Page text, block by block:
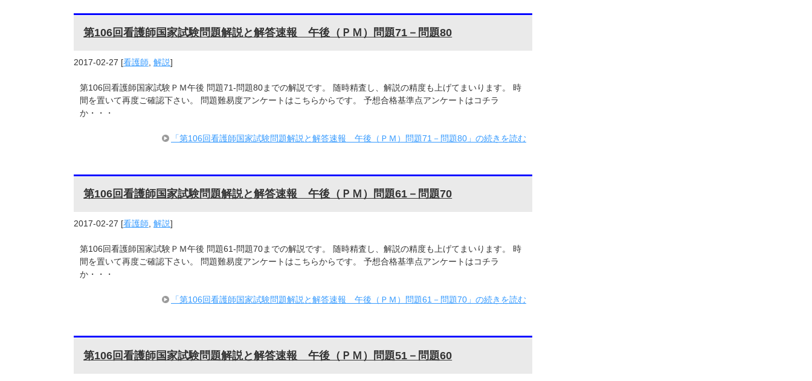
第106回看護師国家試験問題解説と解答速報 午後（ＰＭ）問題71－問題80
2017-02-27 [看護師 解説]
第106回看護師国家試験ＰＭ午後 問題71-問題80までの解説です。 随時精査し、解説の精度も上げてまいります。 時
間を置いて再度ご確認下さい。 問題難易度アンケートはこちらからです。 予想合格基準点アンケートはコチラ
か・・・
「第106回看護師国家試験問題解説と解答速報 午後（ＰＭ）問題71－問題80」の続きを読む
第106回看護師国家試験問題解説と解答速報 午後（ＰＭ）問題61－問題70
2017-02-27 [看護師, 解説]
第106回看護師国家試験ＰＭ午後 問題61-問題70までの解説です。 随時精査し、解説の精度も上げてまいります。 時
間を置いて再度ご確認下さい。 問題難易度アンケートはこちらからです。 予想合格基準点アンケートはコチラ
か・・・
「第106回看護師国家試験問題解説と解答速報 午後（ＰＭ）問題61－問題70」の続きを読む
第106回看護師国家試験問題解説と解答速報 午後（ＰＭ）問題51－問題60